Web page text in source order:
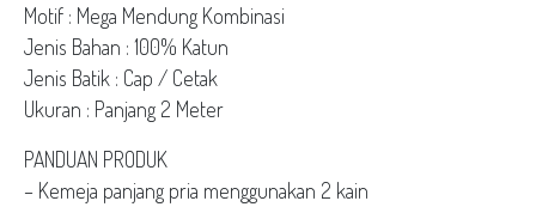
Motif : Mega Mendung Kombinasi
Jenis Bahan : 100% Katun
Jenis Batik : Cap / Cetak
Ukuran : Panjang 2 Meter
PANDUAN PRODUK
– Kemeja panjang pria menggunakan 2 kain